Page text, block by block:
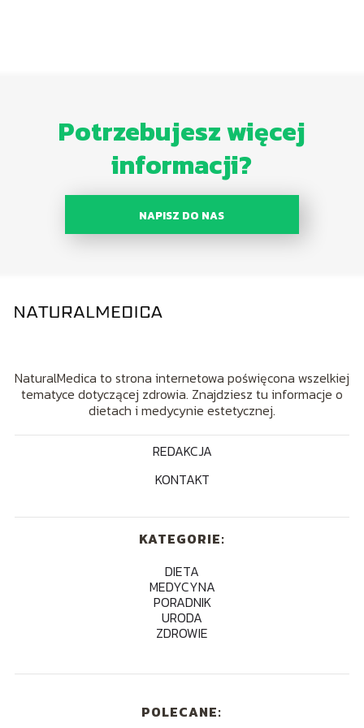
Potrzebujesz więcej
informacji?
NAPISZ DO NAS
NaturalMedica to strona internetowa poświęcona wszelkiej
tematyce dotyczącej zdrowia. Znajdziesz tu informacje o
dietach i medycynie estetycznej.
REDAKCJA
KONTAKT
KATEGORIE:
DIETA
MEDYCYNA
PORADNIK
URODA
ZDROWIE
POLECANE: